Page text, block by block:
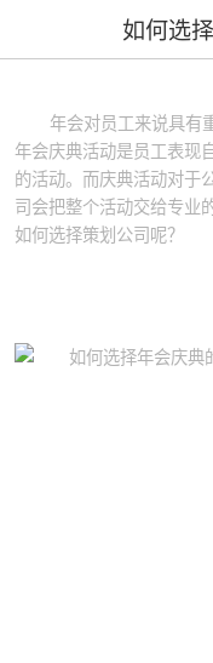
如何选
年会对员工来说具有
年会庆典活动是员工表现
的活动。而庆典活动对于
司会把整个活动交给专业
如何选择策划公司呢？